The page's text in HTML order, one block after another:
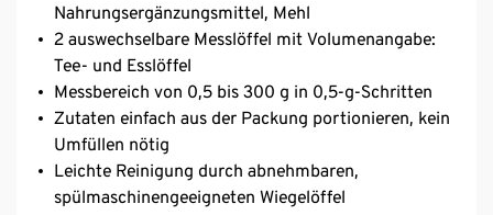
Nahrungsergänzungsmittel, Mehl
2 auswechselbare Messlöffel mit Volumenangabe:
Tee- und Esslöffel
Messbereich von 0,5 bis 300 g in 0,5-g-Schritten
Zutaten einfach aus der Packung portionieren, kein
Umfüllen nötig
Leichte Reinigung durch abnehmbaren,
spülmaschinengeeigneten Wiegelöffel